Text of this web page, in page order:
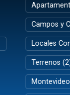
Campos y
Locales
Terrenos